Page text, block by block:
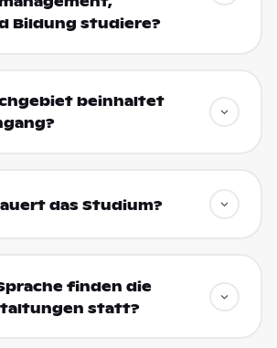
Bildung studiere?
beinhaltet
das Studium?
finden die
statt?